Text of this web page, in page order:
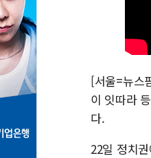
[서울=뉴스
이 잇따라
다.
22일 정치